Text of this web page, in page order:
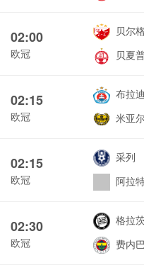
02:00
欧冠
贝尔
贝夏
02:15
欧冠
布拉
米亚
02:15
欧冠
采列
阿拉
02:30
欧冠
格拉
费内